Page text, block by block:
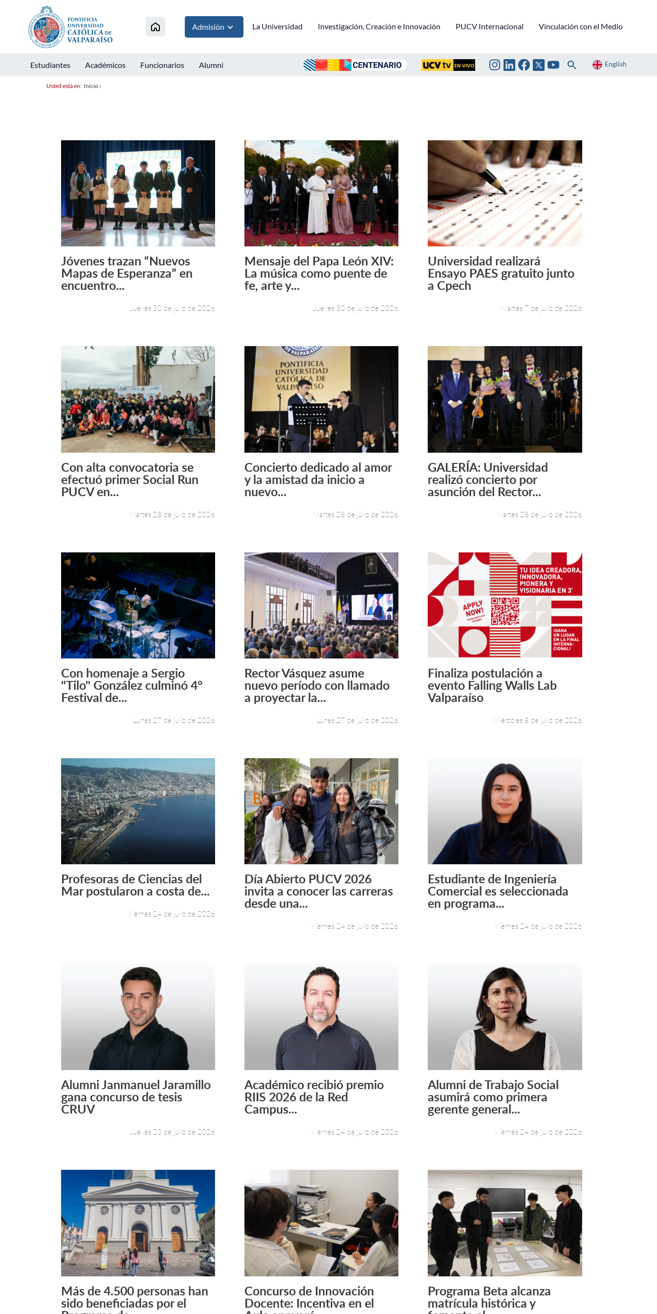
Admisión La Universidad Investigación, Creación e Innovación PUCV Internacional Vinculación con el Medio
Estudiantes Académicos Funcionarios Alumni English
Usted está en: Inicio›
Leer más +
Jóvenes trazan “Nuevos
Mapas de Esperanza” en
encuentro...
Jueves 30 de julio de 2026
Leer más +
Mensaje del Papa León XIV:
La música como puente de
fe, arte y...
Jueves 30 de julio de 2026
Leer más +
Universidad realizará
Ensayo PAES gratuito junto
a Cpech
Martes 7 de julio de 2026
Leer más +
Con alta convocatoria se
efectuó primer Social Run
PUCV en...
Martes 28 de julio de 2026
Leer más +
Concierto dedicado al amor
y la amistad da inicio a
nuevo...
Martes 28 de julio de 2026
Leer más +
GALERÍA: Universidad
realizó concierto por
asunción del Rector...
Martes 28 de julio de 2026
Leer más +
Con homenaje a Sergio
"Tilo" González culminó 4°
Festival de...
Lunes 27 de julio de 2026
Leer más +
Rector Vásquez asume
nuevo período con llamado
a proyectar la...
Lunes 27 de julio de 2026
Leer más +
Finaliza postulación a
evento Falling Walls Lab
Valparaíso
Miércoles 8 de julio de 2026
Leer más +
Profesoras de Ciencias del
Mar postularon a costa de...
Viernes 24 de julio de 2026
Leer más +
Día Abierto PUCV 2026
invita a conocer las carreras
desde una...
Viernes 24 de julio de 2026
Leer más +
Estudiante de Ingeniería
Comercial es seleccionada
en programa...
Viernes 24 de julio de 2026
Leer más +
Alumni Janmanuel Jaramillo
gana concurso de tesis
CRUV
Jueves 23 de julio de 2026
Leer más +
Académico recibió premio
RIIS 2026 de la Red
Campus...
Viernes 24 de julio de 2026
Leer más +
Alumni de Trabajo Social
asumirá como primera
gerente general...
Viernes 24 de julio de 2026
Leer más +
Más de 4.500 personas han
sido beneficiadas por el Leer más +
Concurso de Innovación
Docente: Incentiva en el Leer más +
Programa Beta alcanza
matrícula histórica y